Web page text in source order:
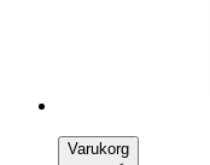
Varukorg